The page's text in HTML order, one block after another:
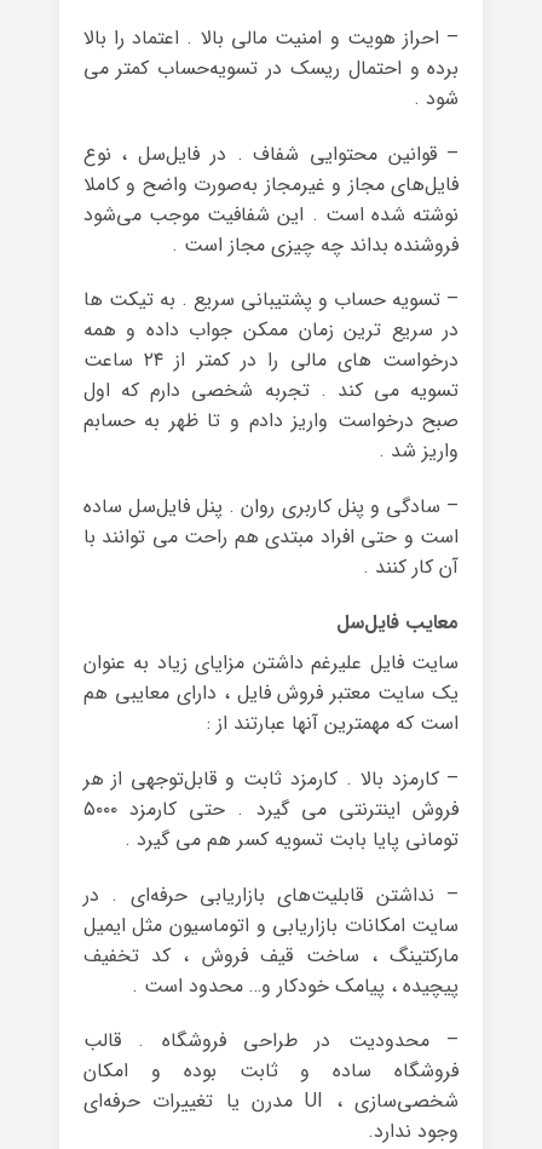
– احراز هویت و امنیت مالی بالا . اعتماد را بالا
برده و احتمال ریسک در تسویه‌حساب کمتر می
شود .
– قوانین محتوایی شفاف . در فایل‌سل ، نوع
فایل‌های مجاز و غیرمجاز به‌صورت واضح و کاملا
نوشته شده است . این شفافیت موجب می‌شود
فروشنده بداند چه چیزی مجاز است .
– تسویه حساب و پشتیبانی سریع . به تیکت ها
در سریع ترین زمان ممکن جواب داده و همه
درخواست های مالی را در کمتر از ۲۴ ساعت
تسویه می کند . تجربه شخصی دارم که اول
صبح درخواست واریز دادم و تا ظهر به حسابم
واریز شد .
– سادگی و پنل کاربری روان . پنل فایل‌سل ساده
است و حتی افراد مبتدی هم راحت می توانند با
آن کار کنند .
معایب فایل‌سل
سایت فایل علیرغم داشتن مزایای زیاد به عنوان
یک سایت معتبر فروش فایل ، دارای معایبی هم
است که مهمترین آنها عبارتند از :
– کارمزد بالا . کارمزد ثابت و قابل‌توجهی از هر
فروش اینترنتی می گیرد . حتی کارمزد ۵۰۰۰
تومانی پایا بابت تسویه کسر هم می گیرد .
– نداشتن قابلیت‌های بازاریابی حرفه‌ای . در
سایت امکانات بازاریابی و اتوماسیون مثل ایمیل
مارکتینگ ، ساخت قیف فروش ، کد تخفیف
پیچیده ، پیامک خودکار و… محدود است .
– محدودیت در طراحی فروشگاه . قالب
فروشگاه ساده و ثابت بوده و امکان
شخصی‌سازی ، UI مدرن یا تغییرات حرفه‌ای
وجود ندارد.